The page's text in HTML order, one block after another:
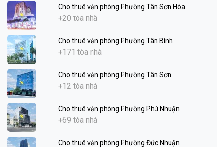
Cho thuê văn phòng Phường Tân Sơn Hòa
+20 tòa nhà
Cho thuê văn phòng Phường Tân Bình
+171 tòa nhà
Cho thuê văn phòng Phường Tân Sơn
+12 tòa nhà
Cho thuê văn phòng Phường Phú Nhuận
+69 tòa nhà
Cho thuê văn phòng Phường Đức Nhuận